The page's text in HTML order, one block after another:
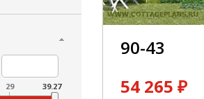
29 39.27
90-43
54 265 ₽